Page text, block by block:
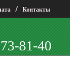
/ Контакты
81-40